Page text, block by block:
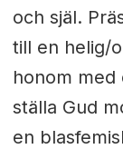
och själ.
till en helig/
honom med
ställa Gud
en